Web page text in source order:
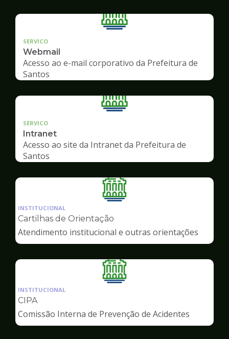
SERVICO
Webmail
Acesso ao e-mail corporativo da Prefeitura de
Santos
SERVICO
Intranet
Acesso ao site da Intranet da Prefeitura de
Santos
Ilustração
da
de
Servidor
INSTITUCIONAL
Cartilhas de Orientação
Atendimento institucional e outras orientações
Ilustração
da
Servidor
INSTITUCIONAL
CIPA
Comissão Interna de Prevenção de Acidentes